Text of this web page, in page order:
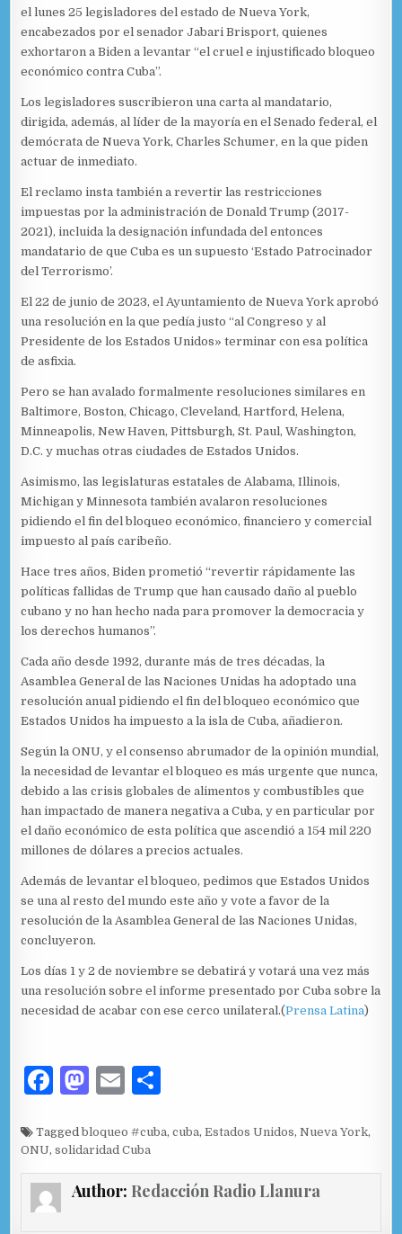
el lunes 25 legisladores del estado de Nueva York,
encabezados por el senador Jabari Brisport, quienes
exhortaron a Biden a levantar “el cruel e injustificado bloqueo
económico contra Cuba”.
Los legisladores suscribieron una carta al mandatario,
dirigida, además, al líder de la mayoría en el Senado federal, el
demócrata de Nueva York, Charles Schumer, en la que piden
actuar de inmediato.
El reclamo insta también a revertir las restricciones
impuestas por la administración de Donald Trump (2017-
2021), incluida la designación infundada del entonces
mandatario de que Cuba es un supuesto ‘Estado Patrocinador
del Terrorismo’.
El 22 de junio de 2023, el Ayuntamiento de Nueva York aprobó
una resolución en la que pedía justo “al Congreso y al
Presidente de los Estados Unidos» terminar con esa política
de asfixia.
Pero se han avalado formalmente resoluciones similares en
Baltimore, Boston, Chicago, Cleveland, Hartford, Helena,
Minneapolis, New Haven, Pittsburgh, St. Paul, Washington,
D.C. y muchas otras ciudades de Estados Unidos.
Asimismo, las legislaturas estatales de Alabama, Illinois,
Michigan y Minnesota también avalaron resoluciones
pidiendo el fin del bloqueo económico, financiero y comercial
impuesto al país caribeño.
Hace tres años, Biden prometió “revertir rápidamente las
políticas fallidas de Trump que han causado daño al pueblo
cubano y no han hecho nada para promover la democracia y
los derechos humanos”.
Cada año desde 1992, durante más de tres décadas, la
Asamblea General de las Naciones Unidas ha adoptado una
resolución anual pidiendo el fin del bloqueo económico que
Estados Unidos ha impuesto a la isla de Cuba, añadieron.
Según la ONU, y el consenso abrumador de la opinión mundial,
la necesidad de levantar el bloqueo es más urgente que nunca,
debido a las crisis globales de alimentos y combustibles que
han impactado de manera negativa a Cuba, y en particular por
el daño económico de esta política que ascendió a 154 mil 220
millones de dólares a precios actuales.
Además de levantar el bloqueo, pedimos que Estados Unidos
se una al resto del mundo este año y vote a favor de la
resolución de la Asamblea General de las Naciones Unidas,
concluyeron.
Los días 1 y 2 de noviembre se debatirá y votará una vez más
una resolución sobre el informe presentado por Cuba sobre la
necesidad de acabar con ese cerco unilateral.(Prensa Latina)
F
c
e
o
M
to
d
o
n
E
ai
l
m
p
ar
ti
Taggedbloqueo #cuba,cuba,Estados Unidos,Nueva York,
ONU,solidaridad Cuba
Author: Redacción Radio Llanura